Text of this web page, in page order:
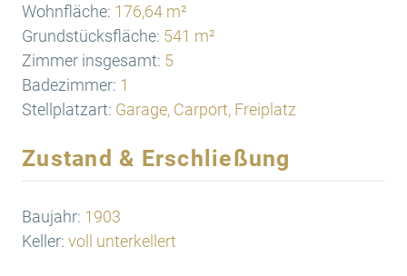
Wohnfläche: 176,64 m²
Grundstücksfläche: 541 m²
Zimmer insgesamt: 5
Badezimmer: 1
Stellplatzart: Garage, Carport, Freiplatz
Zustand & Erschließung
Baujahr: 1903
Keller: voll unterkellert